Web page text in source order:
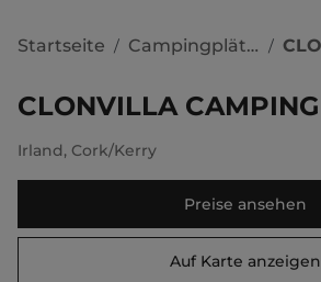
Startseite / Campingplätze /
CLONVILLA CAMPING
Irland, Cork/Kerry
Preise ansehen
Auf Karte anzeigen